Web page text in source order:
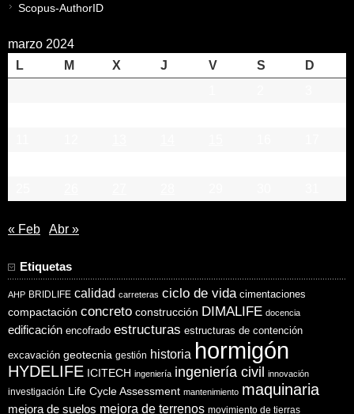
Scopus-AuthorID
marzo 2024
L
M X J V S
D
« Feb Abr »
Etiquetas
AHP BRIDLIFE calidad carreteras ciclo de vida cimentaciones
compactación concreto construcción DIMALIFE docencia
edificación encofrado estructuras estructuras de contención
excavación geotecnia gestión historia hormigón
HYDELIFE ICITECH ingeniería ingeniería civil innovación
investigación Life Cycle Assessment mantenimiento maquinaria
mejora de suelos mejora de terrenos movimiento de tierras